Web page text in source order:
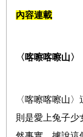
風雅人士
遊興戒
內容連載
〈喀嚓喀嚓山〉
〈喀嚓喀嚓山
則是愛上兔子